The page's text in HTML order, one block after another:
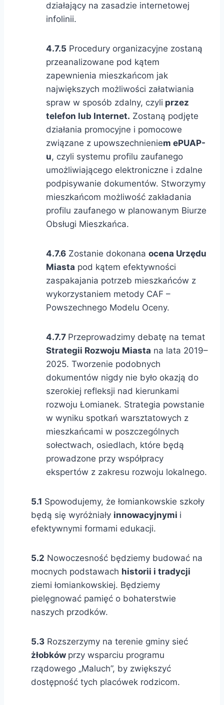
działający na zasadzie internetowej
infolinii.
4.7.5 Procedury organizacyjne zostaną
przeanalizowane pod kątem
zapewnienia mieszkańcom jak
największych możliwości załatwiania
spraw w sposób zdalny, czyli przez
telefon lub Internet. Zostaną podjęte
działania promocyjne i pomocowe
związane z upowszechnieniem ePUAP-
u, czyli systemu profilu zaufanego
umożliwiającego elektroniczne i zdalne
podpisywanie dokumentów. Stworzymy
mieszkańcom możliwość zakładania
profilu zaufanego w planowanym Biurze
Obsługi Mieszkańca.
4.7.6 Zostanie dokonana ocena Urzędu
Miasta pod kątem efektywności
zaspakajania potrzeb mieszkańców z
wykorzystaniem metody CAF –
Powszechnego Modelu Oceny.
4.7.7 Przeprowadzimy debatę na temat
Strategii Rozwoju Miasta na lata 2019–
2025. Tworzenie podobnych
dokumentów nigdy nie było okazją do
szerokiej refleksji nad kierunkami
rozwoju Łomianek. Strategia powstanie
w wyniku spotkań warsztatowych z
mieszkańcami w poszczególnych
sołectwach, osiedlach, które będą
prowadzone przy współpracy
ekspertów z zakresu rozwoju lokalnego.
5.1 Spowodujemy, że łomiankowskie szkoły
będą się wyróżniały innowacyjnymi i
efektywnymi formami edukacji.
5.2 Nowoczesność będziemy budować na
mocnych podstawach historii i tradycji
ziemi łomiankowskiej. Będziemy
pielęgnować pamięć o bohaterstwie
naszych przodków.
5.3 Rozszerzymy na terenie gminy sieć
żłobków przy wsparciu programu
rządowego „Maluch”, by zwiększyć
dostępność tych placówek rodzicom.